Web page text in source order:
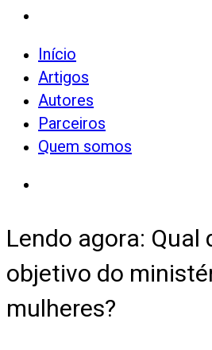
Início
Artigos
Autores
Parceiros
Quem somos
Lendo agora: Qual
objetivo do
mulheres?